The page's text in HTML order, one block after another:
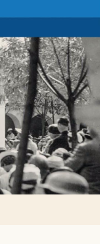
ook de figuren die er
een barones-
– naliet… maar
en een bisschop
van de paters in Het
2025' (Leuven: Peeters)
(verzend- en